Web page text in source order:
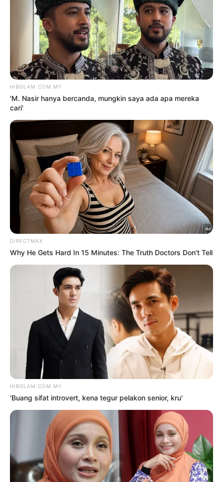
8 Ogos 2026
‘Tak ambil hati orang bertanya
soal anak, mereka ambil berat’
8 Ogos 2026
‘Saya ada tiga anak, kena jumpa
8 Ogos 2026
TRENDING
1
Kasihan Aisha Retno, cakap
Indonesia pun kena kecam
‘Tak pakai susuk, masih lelaki
tulen’ – Rashdan Baba kongsi tip
awet muda
Siti Nurhaliza sebak, Noraniza
Idris ‘seram’ duet Hati Kama
5 Ogos 2026
Saya jumpa pakar psikiatri,
hadiri sesi kaunseling – Bella
Astillah
4 Ogos 2026
‘Tak takut bekerjasama dengan
Aliff, saya pun pendosa’